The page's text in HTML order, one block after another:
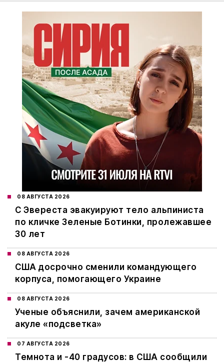
08 АВГУСТА 2026
С Эвереста эвакуируют тело альпиниста
по кличке Зеленые Ботинки, пролежавшее
30 лет
08 АВГУСТА 2026
США досрочно сменили командующего
корпуса, помогающего Украине
08 АВГУСТА 2026
Ученые объяснили, зачем американской
акуле «подсветка»
07 АВГУСТА 2026
Темнота и -40 градусов: в США сообщили